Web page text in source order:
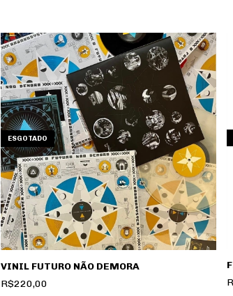
ESGOTADO
VINIL FUTURO NÃO DEMORA
R$220,00